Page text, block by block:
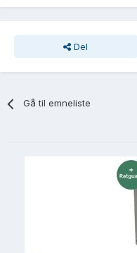
Del
Gå til emneliste